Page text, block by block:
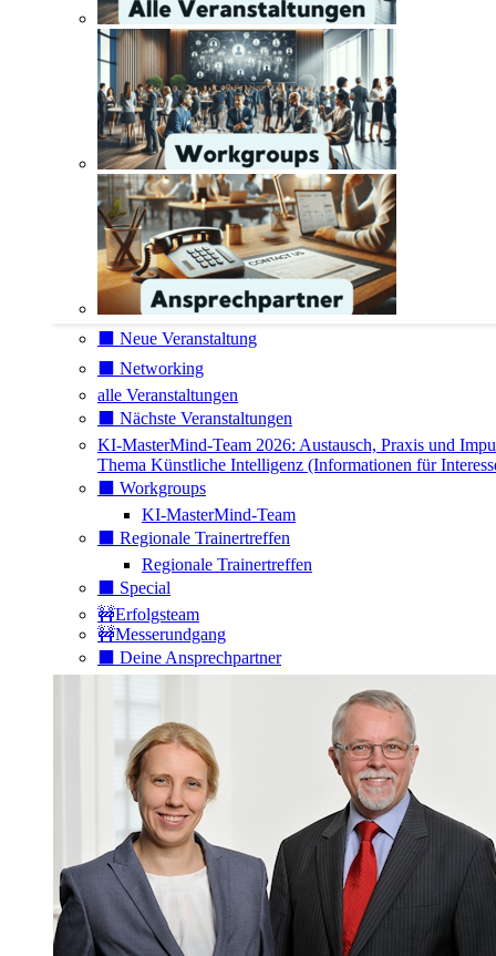
⬛️ Neue Veranstaltung
⬛️ Networking
alle Veranstaltungen
⬛️ Nächste Veranstaltungen
KI-MasterMind-Team 2026: Austausch, Praxis und
Thema Künstliche Intelligenz (Informationen für
⬛️ Workgroups
KI-MasterMind-Team
⬛️ Regionale Trainertreffen
Regionale Trainertreffen
⬛️ Special
🚧Erfolgsteam
🚧Messerundgang
⬛️ Deine Ansprechpartner